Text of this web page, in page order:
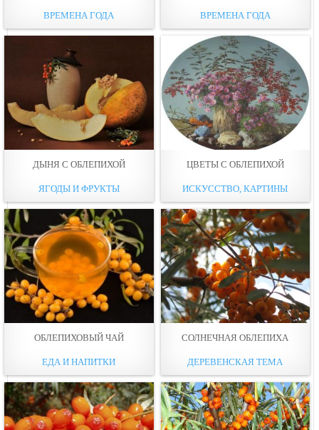
ВРЕМЕНА ГОДА ВРЕМЕНА ГОДА
ДЫНЯ С ОБЛЕПИХОЙ
ЯГОДЫ И ФРУКТЫ
ЦВЕТЫ С ОБЛЕПИХОЙ
ИСКУССТВО, КАРТИНЫ
ОБЛЕПИХОВЫЙ ЧАЙ
ЕДА И НАПИТКИ
СОЛНЕЧНАЯ ОБЛЕПИХА
ДЕРЕВЕНСКАЯ ТЕМА